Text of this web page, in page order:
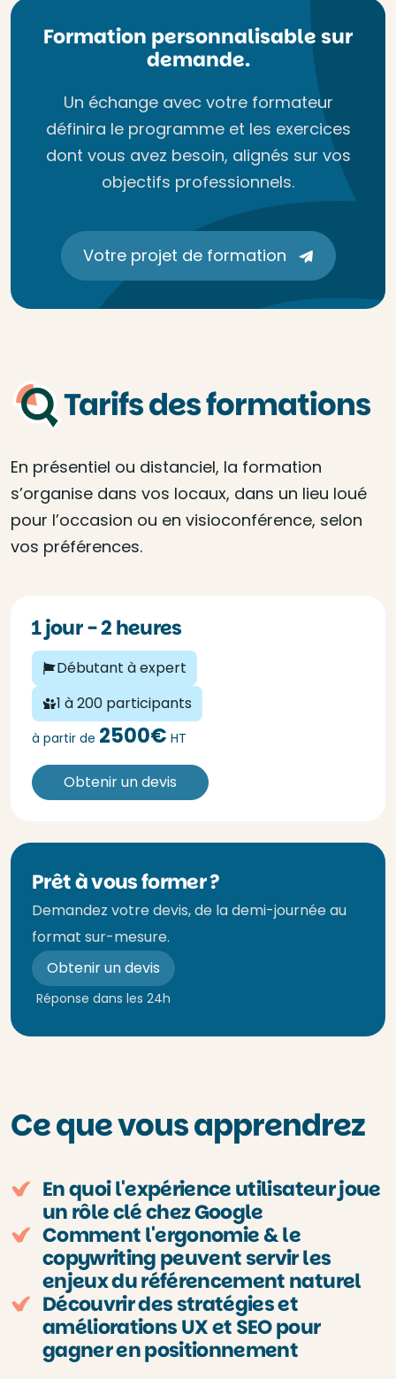
Formation personnalisable sur
demande.
Un échange avec votre formateur
définira le programme et les exercices
dont vous avez besoin, alignés sur vos
objectifs professionnels.
Votre projet de formation
Tarifs des formations
En présentiel ou distanciel, la formation
s’organise dans vos locaux, dans un lieu loué
pour l’occasion ou en visioconférence, selon
vos préférences.
1 jour - 2 heures
Débutant à expert
1 à 200 participants
à partir de 2500€ HT
Obtenir un devis
Prêt à vous former ?
Demandez votre devis, de la demi-journée au
format sur-mesure.
Obtenir un devis
Réponse dans les 24h
Ce que vous apprendrez
En quoi l'expérience utilisateur joue
un rôle clé chez Google
Comment l'ergonomie & le
copywriting peuvent servir les
enjeux du référencement naturel
Découvrir des stratégies et
améliorations UX et SEO pour
gagner en positionnement